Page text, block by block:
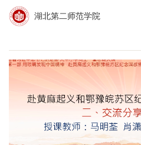
湖北第二师范学院